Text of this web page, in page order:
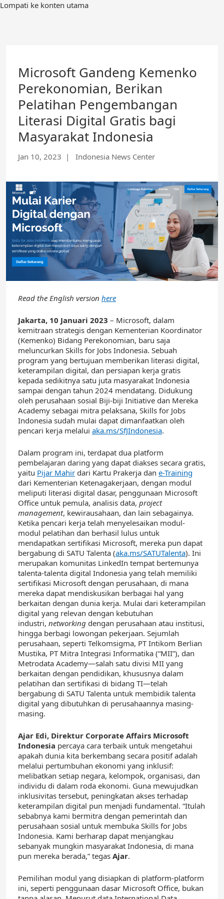
Lompati ke konten utama
Microsoft Gandeng Kemenko
Perekonomian, Berikan
Pelatihan Pengembangan
Literasi Digital Gratis bagi
Masyarakat Indonesia
Jan 10, 2023 | Indonesia News Center
Read the English version here
Jakarta, 10 Januari 2023 – Microsoft, dalam
kemitraan strategis dengan Kementerian Koordinator
(Kemenko) Bidang Perekonomian, baru saja
meluncurkan Skills for Jobs Indonesia. Sebuah
program yang bertujuan memberikan literasi digital,
keterampilan digital, dan persiapan kerja gratis
kepada sedikitnya satu juta masyarakat Indonesia
sampai dengan tahun 2024 mendatang. Didukung
oleh perusahaan sosial Biji-biji Initiative dan Mereka
Academy sebagai mitra pelaksana, Skills for Jobs
Indonesia sudah mulai dapat dimanfaatkan oleh
pencari kerja melalui aka.ms/SfJIndonesia.
Dalam program ini, terdapat dua platform
pembelajaran daring yang dapat diakses secara gratis,
yaitu Pijar Mahir dari Kartu Prakerja dan e-Training
dari Kementerian Ketenagakerjaan, dengan modul
meliputi literasi digital dasar, penggunaan Microsoft
Office untuk pemula, analisis data, project
management, kewirausahaan, dan lain sebagainya.
Ketika pencari kerja telah menyelesaikan modul-
modul pelatihan dan berhasil lulus untuk
mendapatkan sertifikasi Microsoft, mereka pun dapat
bergabung di SATU Talenta (aka.ms/SATUTalenta). Ini
merupakan komunitas LinkedIn tempat bertemunya
talenta-talenta digital Indonesia yang telah memiliki
sertifikasi Microsoft dengan perusahaan, di mana
mereka dapat mendiskusikan berbagai hal yang
berkaitan dengan dunia kerja. Mulai dari keterampilan
digital yang relevan dengan kebutuhan
industri, networking dengan perusahaan atau institusi,
hingga berbagi lowongan pekerjaan. Sejumlah
perusahaan, seperti Telkomsigma, PT Intikom Berlian
Mustika, PT Mitra Integrasi Informatika (“MII”), dan
Metrodata Academy—salah satu divisi MII yang
berkaitan dengan pendidikan, khususnya dalam
pelatihan dan sertifikasi di bidang TI—telah
bergabung di SATU Talenta untuk membidik talenta
digital yang dibutuhkan di perusahaannya masing-
masing.
Ajar Edi, Direktur Corporate Affairs Microsoft
Indonesia percaya cara terbaik untuk mengetahui
apakah dunia kita berkembang secara positif adalah
melalui pertumbuhan ekonomi yang inklusif:
melibatkan setiap negara, kelompok, organisasi, dan
individu di dalam roda ekonomi. Guna mewujudkan
inklusivitas tersebut, peningkatan akses terhadap
keterampilan digital pun menjadi fundamental. “Itulah
sebabnya kami bermitra dengan pemerintah dan
perusahaan sosial untuk membuka Skills for Jobs
Indonesia. Kami berharap dapat menjangkau
sebanyak mungkin masyarakat Indonesia, di mana
pun mereka berada,” tegas Ajar.
Pemilihan modul yang disiapkan di platform-platform
ini, seperti penggunaan dasar Microsoft Office, bukan